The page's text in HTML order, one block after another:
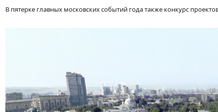
В пятерке главных московских событий года также конкурс